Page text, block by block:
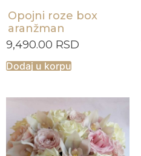
Opojni roze box
aranžman
9,490.00 RSD
Dodaj u korpu